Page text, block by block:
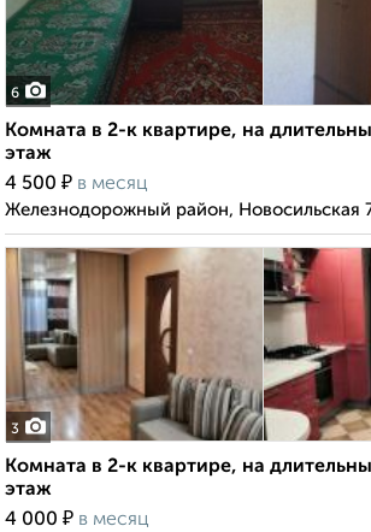
6
Комната в 2-к квартире, на
этаж
4 500 ₽ в месяц
Железнодорожный район, Новосильская
3
Комната в 2-к квартире, на
этаж
4 000 ₽ в месяц